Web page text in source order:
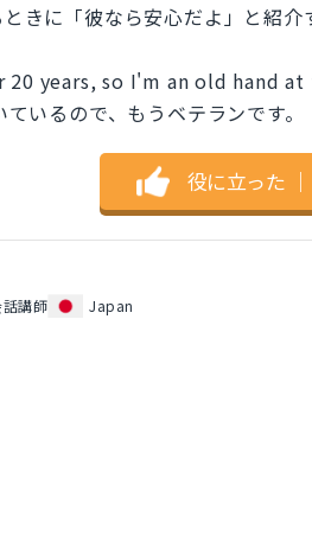
きに「彼なら安心だよ」と紹介
years, so I'm an old hand at
いるので、もうベテランです。
役に立った ｜
講師
Japan